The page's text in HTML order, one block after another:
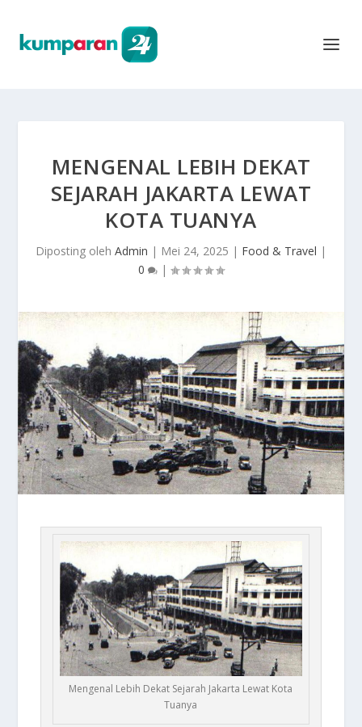
MENGENAL LEBIH DEKAT
SEJARAH JAKARTA LEWAT
KOTA TUANYA
Diposting oleh Admin | Mei 24, 2025 | Food & Travel |
0
|
Mengenal Lebih Dekat Sejarah Jakarta Lewat Kota
Tuanya